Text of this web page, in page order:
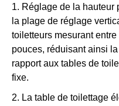
1. Réglage de la hauteur
la plage de réglage
toiletteurs mesurant
pouces, réduisant ainsi
rapport aux tables de
fixe.
2. La table de toilettage